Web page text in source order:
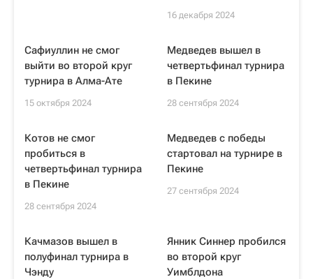
16 декабря 2024
Сафиуллин не смог
выйти во второй круг
турнира в Алма-Ате
15 октября 2024
Медведев вышел в
четвертьфинал турнира
в Пекине
28 сентября 2024
Котов не смог
пробиться в
четвертьфинал турнира
в Пекине
28 сентября 2024
Медведев с победы
стартовал на турнире в
Пекине
27 сентября 2024
Качмазов вышел в
полуфинал турнира в
Чэнду
Янник Синнер пробился
во второй круг
Уимблдона